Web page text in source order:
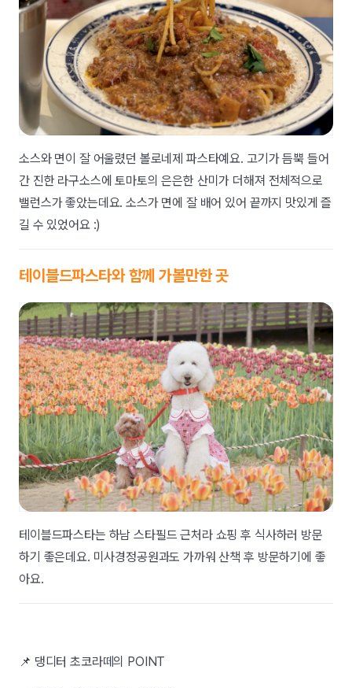
소스와 면이 잘 어울렸던 볼로네제 파스타예요. 고기가 듬뿍 들어
간 진한 라구소스에 토마토의 은은한 산미가 더해져 전체적으로
밸런스가 좋았는데요. 소스가 면에 잘 배어 있어 끝까지 맛있게 즐
길 수 있었어요 :)
테이블드파스타와 함께 가볼만한 곳
테이블드파스타는 하남 스타필드 근처라 쇼핑 후 식사하러 방문
하기 좋은데요. 미사경정공원과도 가까워 산책 후 방문하기에 좋
아요.
📌 댕디터 초코라떼의 POINT